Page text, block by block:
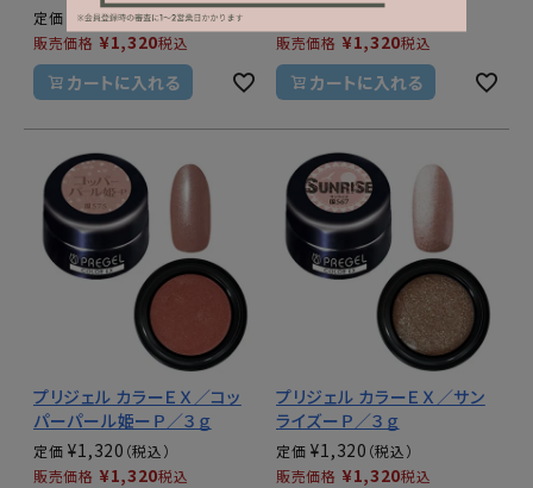
定価 ¥1,320
販売価格 ¥1,320税込
カートに入れる
¥1,320
販売価格 ¥1,320税込
カートに入れる
プリジェル カラーＥＸ／コッ
パーパール姫ーＰ／３ｇ
定価 ¥1,320
販売価格 ¥1,320税込
プリジェル カラーＥＸ／サン
ライズーＰ／３ｇ
定価 ¥1,320
販売価格 ¥1,320税込